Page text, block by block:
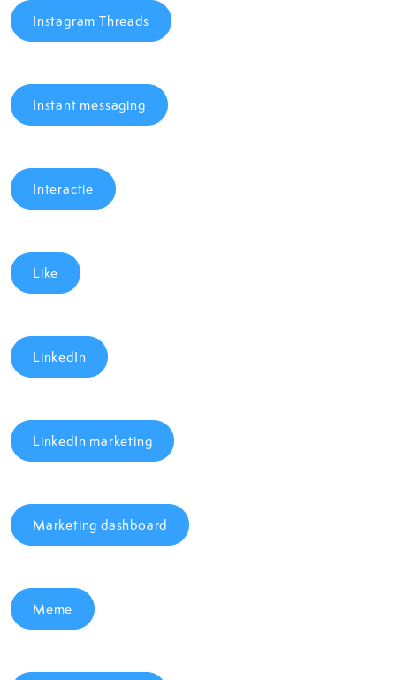
Instagram Threads
Instant messaging
Interactie
Like
LinkedIn
LinkedIn marketing
Marketing dashboard
Meme